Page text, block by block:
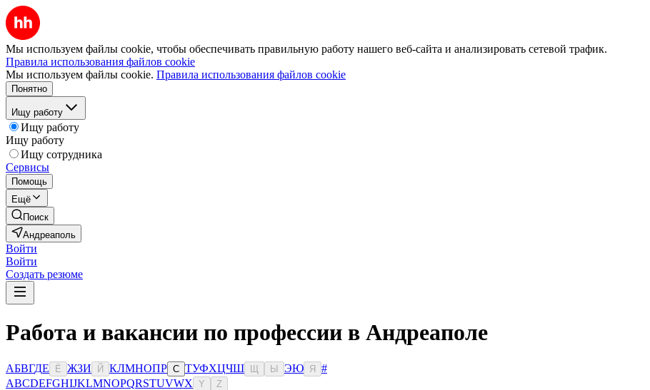
Мы используем файлы cookie, чтобы обеспечивать правильную работу нашего веб-сайта и анализировать сетевой трафик.
Правила использования файлов cookie
Мы используем файлы cookie. Правила использования файлов cookie
Понятно
Ищу работу
Ищу работу
Ищу работу
Ищу сотрудника
Сервисы
Помощь
Ещё
Поиск
Андреаполь
Войти
Войти
Создать резюме
Работа и вакансии по профессии в Андреаполе
АБВГДЕ Ё ЖЗИ Й КЛМНОПР С ТУФХЦЧШ Ы ЭЮ Я
#
ABCDEFGHIJKLMNOPQRSTUVWX Y Z